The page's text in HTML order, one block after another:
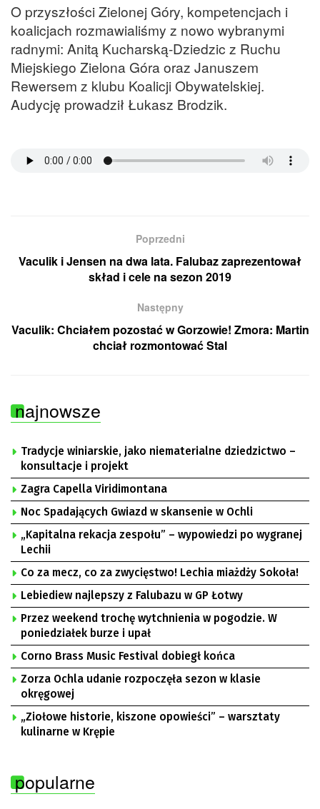
O przyszłości Zielonej Góry, kompetencjach i
koalicjach rozmawialiśmy z nowo wybranymi
radnymi: Anitą Kucharską-Dziedzic z Ruchu
Miejskiego Zielona Góra oraz Januszem
Rewersem z klubu Koalicji Obywatelskiej.
Audycję prowadził Łukasz Brodzik.
Poprzedni
Vaculik i Jensen na dwa lata. Falubaz zaprezentował
skład i cele na sezon 2019
Następny
Vaculik: Chciałem pozostać w Gorzowie! Zmora: Martin
chciał rozmontować Stal
najnowsze
Tradycje winiarskie, jako niematerialne dziedzictwo –
konsultacje i projekt
Zagra Capella Viridimontana
Noc Spadających Gwiazd w skansenie w Ochli
„Kapitalna rekacja zespołu” – wypowiedzi po wygranej
Lechii
Co za mecz, co za zwycięstwo! Lechia miażdży Sokoła!
Lebiediew najlepszy z Falubazu w GP Łotwy
Przez weekend trochę wytchnienia w pogodzie. W
poniedziałek burze i upał
Corno Brass Music Festival dobiegł końca
Zorza Ochla udanie rozpoczęła sezon w klasie
okręgowej
„Ziołowe historie, kiszone opowieści” – warsztaty
kulinarne w Krępie
popularne